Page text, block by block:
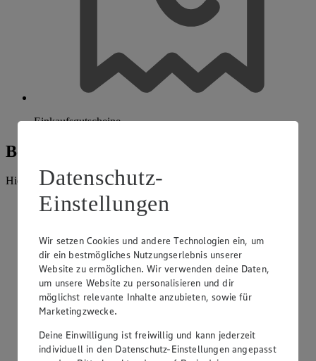
Einkaufsgutscheine
Beratung und Sortiment
Hier findest du alles, was unser EDEKA Markt anbietet.
Datenschutz-
Einstellungen
Wir setzen Cookies und andere Technologien ein, um
dir ein bestmögliches Nutzungserlebnis unserer
Website zu ermöglichen. Wir verwenden deine Daten,
um unsere Website zu personalisieren und dir
möglichst relevante Inhalte anzubieten, sowie für
Marketingzwecke.
Deine Einwilligung ist freiwillig und kann jederzeit
individuell in den Datenschutz-Einstellungen angepasst